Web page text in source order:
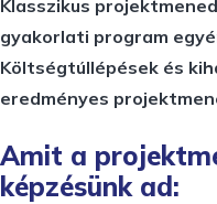
Klasszikus
gyakorlati program
Költségtúllépések és
eredményes
Amit a
képzésünk ad: